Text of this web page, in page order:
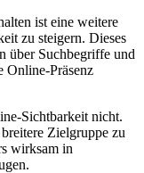
ist eine weitere
zu steigern. Dieses
über Suchbegriffe und
Online-Präsenz
Sichtbarkeit nicht.
Zielgruppe zu
wirksam in